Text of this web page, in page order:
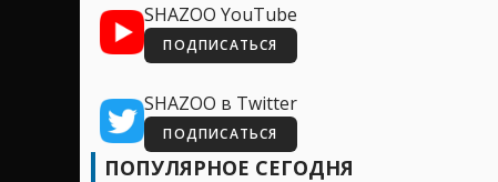
SHAZOO YouTube
ПОДПИСАТЬСЯ
SHAZOO в Twitter
ПОДПИСАТЬСЯ
ПОПУЛЯРНОЕ СЕГОДНЯ